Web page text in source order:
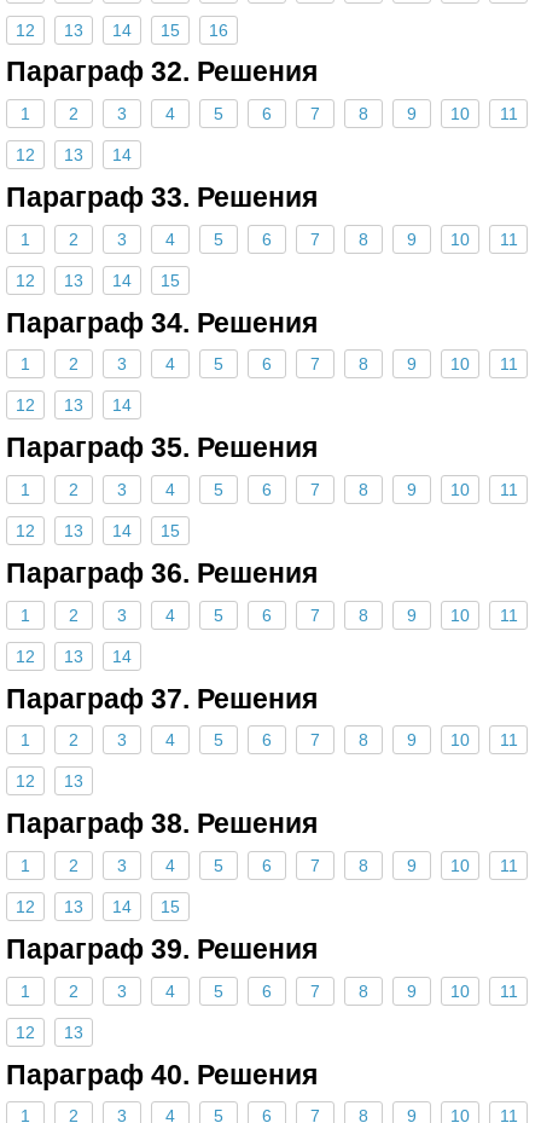
12 13 14 15 16
Параграф 32. Решения
1 2 3 4 5 6 7 8 9 10 11
12 13 14
Параграф 33. Решения
1 2 3 4 5 6 7 8 9 10 11
12 13 14 15
Параграф 34. Решения
1 2 3 4 5 6 7 8 9 10 11
12 13 14
Параграф 35. Решения
1 2 3 4 5 6 7 8 9 10 11
12 13 14 15
Параграф 36. Решения
1 2 3 4 5 6 7 8 9 10 11
12 13 14
Параграф 37. Решения
1 2 3 4 5 6 7 8 9 10 11
12 13
Параграф 38. Решения
1 2 3 4 5 6 7 8 9 10 11
12 13 14 15
Параграф 39. Решения
1 2 3 4 5 6 7 8 9 10 11
12 13
Параграф 40. Решения
1 2 3 4 5 6 7 8 9 10 11